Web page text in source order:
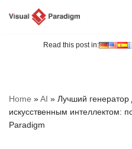
Read this post in:
Home »AI » Лучший
искусственным интеллектом:
Paradigm